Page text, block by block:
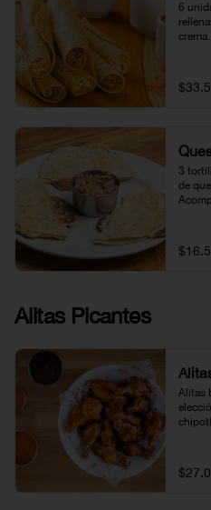
6
3
de
Alitas Picantes
Alitas